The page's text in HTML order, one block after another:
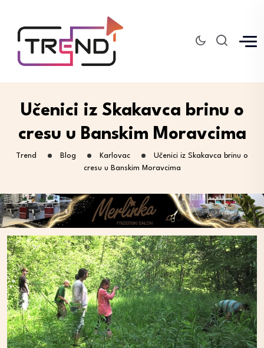
Učenici iz Skakavca brinu o
cresu u Banskim Moravcima
Trend Blog Karlovac
Učenici iz Skakavca brinu o
cresu u Banskim Moravcima